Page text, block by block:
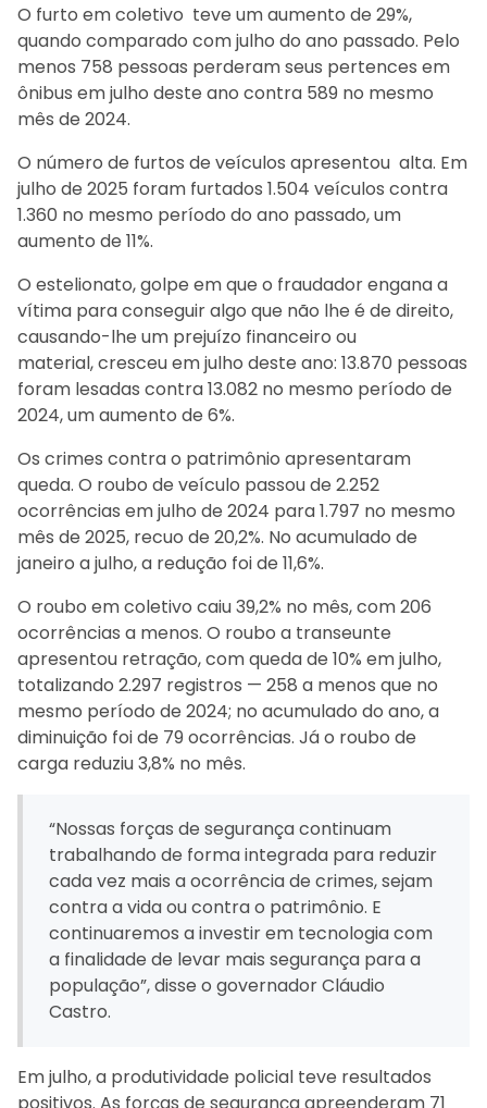
O furto em coletivo teve um aumento de 29%,
quando comparado com julho do ano passado. Pelo
menos 758 pessoas perderam seus pertences em
ônibus em julho deste ano contra 589 no mesmo
mês de 2024.
O número de furtos de veículos apresentou alta. Em
julho de 2025 foram furtados 1.504 veículos contra
1.360 no mesmo período do ano passado, um
aumento de 11%.
O estelionato, golpe em que o fraudador engana a
vítima para conseguir algo que não lhe é de direito,
causando-lhe um prejuízo financeiro ou
material, cresceu em julho deste ano: 13.870 pessoas
foram lesadas contra 13.082 no mesmo período de
2024, um aumento de 6%.
Os crimes contra o patrimônio apresentaram
queda. O roubo de veículo passou de 2.252
ocorrências em julho de 2024 para 1.797 no mesmo
mês de 2025, recuo de 20,2%. No acumulado de
janeiro a julho, a redução foi de 11,6%.
O roubo em coletivo caiu 39,2% no mês, com 206
ocorrências a menos. O roubo a transeunte
apresentou retração, com queda de 10% em julho,
totalizando 2.297 registros — 258 a menos que no
mesmo período de 2024; no acumulado do ano, a
diminuição foi de 79 ocorrências. Já o roubo de
carga reduziu 3,8% no mês.
“Nossas forças de segurança continuam
trabalhando de forma integrada para reduzir
cada vez mais a ocorrência de crimes, sejam
contra a vida ou contra o patrimônio. E
continuaremos a investir em tecnologia com
a finalidade de levar mais segurança para a
população”, disse o governador Cláudio
Castro.
Em julho, a produtividade policial teve resultados
positivos. As forças de segurança apreenderam 71